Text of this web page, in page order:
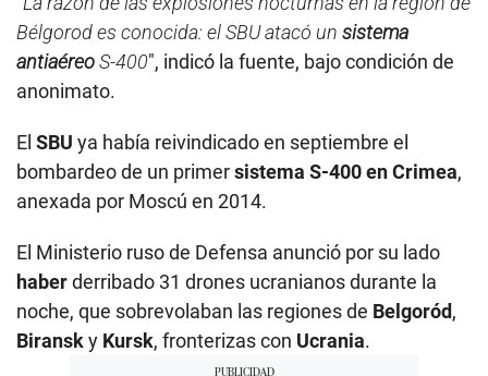
Bélgorod es conocida: el SBU atacó un sistema
antiaéreoS-400″, indicó la fuente, bajo condición de
anonimato.
El SBU ya había reivindicado en septiembre el
bombardeo de un primersistema S-400 en Crimea,
anexada por Moscú en 2014.
El Ministerio ruso de Defensa anunció por su lado
haberderribado 31 drones ucranianos durante la
noche, que sobrevolaban las regiones de Belgoród,
Biransky Kursk, fronterizas con Ucrania.